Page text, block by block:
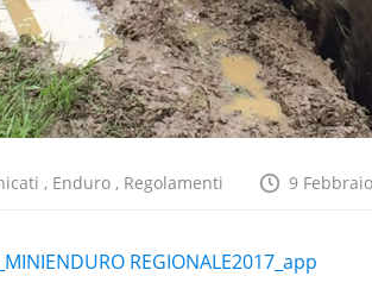
, Enduro , Regolamenti 9
REGIONALE2017_app